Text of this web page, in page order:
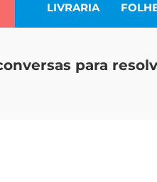
LIVRARIA
para